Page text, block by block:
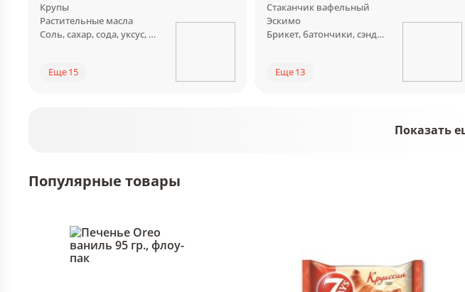
Крупы
Растительные масла
Соль, сахар, сода, уксус, заменители
Еще 15
Стаканчик вафельный
Эскимо
Брикет, батончики, сэндвичи
Еще 13
Показать
Популярные товары